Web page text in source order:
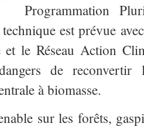
Programmation
est prévue
et le Réseau Action
de
à biomasse.
sur les forêts,